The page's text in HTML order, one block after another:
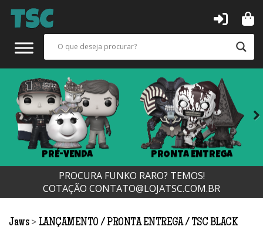
PRÉ-VENDA PRONTA ENTREGA
Next
PROCURA FUNKO RARO? TEMOS!
COTAÇÃO CONTATO@LOJATSC.COM.BR
Jaws > LANÇAMENTO PRONTA ENTREGA TSC BLACK